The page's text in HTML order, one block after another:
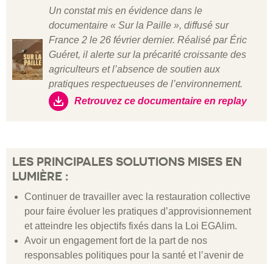
Un constat mis en évidence dans le
documentaire « Sur la Paille », diffusé sur
France 2 le 26 février dernier. Réalisé par Éric
Guéret, il alerte sur la précarité croissante des
agriculteurs et l’absence de soutien aux
pratiques respectueuses de l’environnement.
Retrouvez ce documentaire en replay
LES PRINCIPALES SOLUTIONS MISES EN
LUMIÈRE :
Continuer de travailler avec la restauration collective
pour faire évoluer les pratiques d’approvisionnement
et atteindre les objectifs fixés dans la Loi EGAlim.
Avoir un engagement fort de la part de nos
responsables politiques pour la santé et l’avenir de